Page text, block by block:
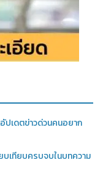
ปเดตข่าวด่วนคนอยาก
บเทียบครบจบในบทความ